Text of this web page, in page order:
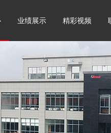
业绩展示 精彩视频